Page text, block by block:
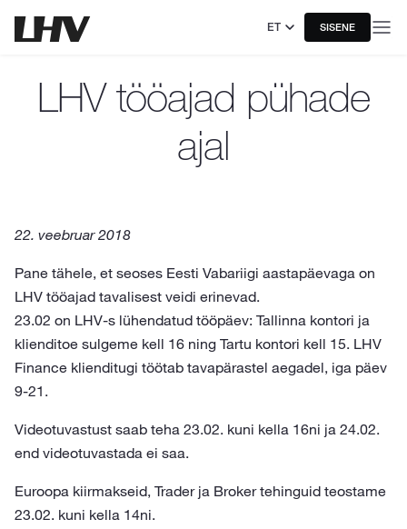
ET SISENE
LHV tööajad pühade
ajal
22. veebruar 2018
Pane tähele, et seoses Eesti Vabariigi aastapäevaga on
LHV tööajad tavalisest veidi erinevad.
23.02 on LHV-s lühendatud tööpäev: Tallinna kontori ja
klienditoe sulgeme kell 16 ning Tartu kontori kell 15. LHV
Finance klienditugi töötab tavapärastel aegadel, iga päev
9-21.
Videotuvastust saab teha 23.02. kuni kella 16ni ja 24.02.
end videotuvastada ei saa.
Euroopa kiirmakseid, Trader ja Broker tehinguid teostame
23.02. kuni kella 14ni.